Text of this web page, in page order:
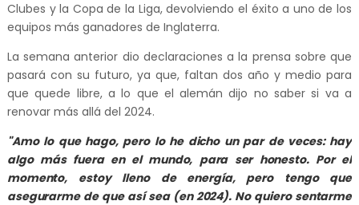
Clubes y la Copa de la Liga, devolviendo el éxito a uno de los
equipos más ganadores de Inglaterra.
La semana anterior dio declaraciones a la prensa sobre que
pasará con su futuro, ya que, faltan dos año y medio para
que quede libre, a lo que el alemán dijo no saber si va a
renovar más allá del 2024.
"Amo lo que hago, pero lo he dicho un par de veces: hay
algo más fuera en el mundo, para ser honesto. Por el
momento, estoy lleno de energía, pero tengo que
asegurarme de que así sea (en 2024). No quiero sentarme